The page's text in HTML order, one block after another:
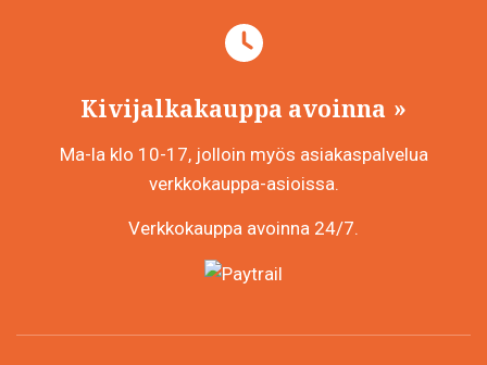
Kivijalkakauppa avoinna
Ma-la klo 10-17, jolloin myös asiakaspalvelua
verkkokauppa-asioissa.
Verkkokauppa avoinna 24/7.